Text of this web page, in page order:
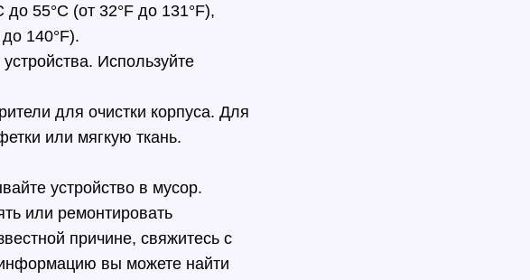
до 55°C (от 32°F до 131°F),
140°F).
Используйте
для очистки корпуса. Для
или мягкую ткань.
устройство в мусор.
или ремонтировать
причине, свяжитесь с
вы можете найти